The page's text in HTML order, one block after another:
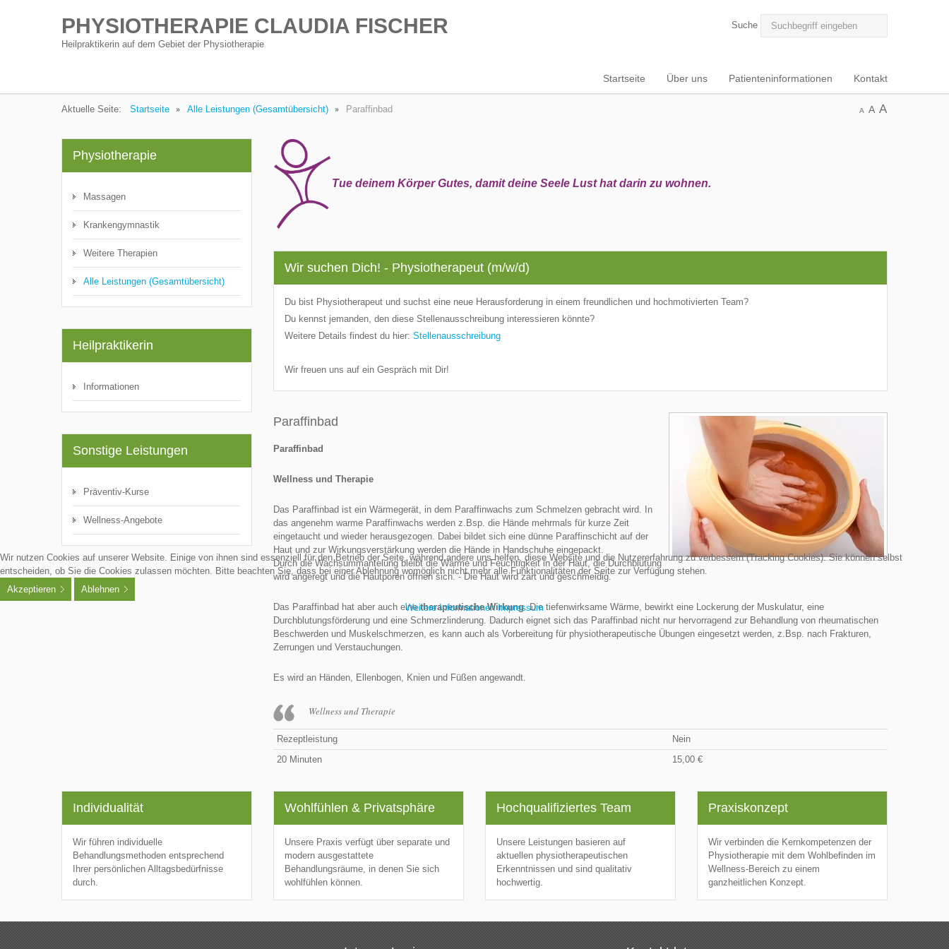
PHYSIOTHERAPIE CLAUDIA FISCHER
Heilpraktikerin auf dem Gebiet der Physiotherapie
Suche
Startseite Über uns Patienteninformationen Kontakt
Aktuelle Seite: Startseite Alle Leistungen (Gesamtübersicht) Paraffinbad A A A
Tue deinem Körper Gutes, damit deine Seele Lust hat darin zu wohnen.
Wir suchen Dich! - Physiotherapeut (m/w/d)
Du bist Physiotherapeut und suchst eine neue Herausforderung in einem freundlichen und hochmotivierten Team?
Du kennst jemanden, den diese Stellenausschreibung interessieren könnte?
Weitere Details findest du hier: Stellenausschreibung
Wir freuen uns auf ein Gespräch mit Dir!
Paraffinbad
Paraffinbad
Wellness und Therapie
Das Paraffinbad ist ein Wärmegerät, in dem Paraffinwachs zum Schmelzen gebracht wird. In
das angenehm warme Paraffinwachs werden z.Bsp. die Hände mehrmals für kurze Zeit
eingetaucht und wieder herausgezogen. Dabei bildet sich eine dünne Paraffinschicht auf der
Haut und zur Wirkungsverstärkung werden die Hände in Handschuhe eingepackt.
Durch die Wachsummantelung bleibt die Wärme und Feuchtigkeit in der Haut, die Durchblutung
wird angeregt und die Hautporen öffnen sich. - Die Haut wird zart und geschmeidig.
Das Paraffinbad hat aber auch einetherapeutische Wirkung. Die tiefenwirksame Wärme, bewirkt eine Lockerung der Muskulatur, eine
Durchblutungsförderung und eine Schmerzlinderung. Dadurch eignet sich das Paraffinbad nicht nur hervorragend zur Behandlung von rheumatischen
Beschwerden und Muskelschmerzen, es kann auch als Vorbereitung für physiotherapeutische Übungen eingesetzt werden, z.Bsp. nach Frakturen,
Zerrungen und Verstauchungen.
Es wird an Händen, Ellenbogen, Knien und Füßen angewandt.
Wellness und Therapie
Rezeptleistung
Nein
20 Minuten
15,00 €
Physiotherapie
Massagen
Krankengymnastik
Weitere Therapien
Alle Leistungen (Gesamtübersicht)
Heilpraktikerin
Informationen
Sonstige Leistungen
Präventiv-Kurse
Wellness-Angebote
Individualität
Wir führen individuelle
Behandlungsmethoden entsprechend
Ihrer persönlichen Alltagsbedürfnisse
durch.
Wohlfühlen & Privatsphäre
Unsere Praxis verfügt über separate und
modern ausgestattete
Behandlungsräume, in denen Sie sich
wohlfühlen können.
Hochqualifiziertes Team
Unsere Leistungen basieren auf
aktuellen physiotherapeutischen
Erkenntnissen und sind qualitativ
hochwertig.
Praxiskonzept
Wir verbinden die Kernkompetenzen der
Physiotherapie mit dem Wohlbefinden im
Wellness-Bereich zu einem
ganzheitlichen Konzept.
Wir nutzen Cookies auf unserer Website. Einige von ihnen sind essenziell für den Betrieb der Seite, während andere uns helfen, diese Website und die Nutzererfahrung zu verbessern (Tracking Cookies). Sie können selbst
entscheiden, ob Sie die Cookies zulassen möchten. Bitte beachten Sie, dass bei einer Ablehnung womöglich nicht mehr alle Funktionalitäten der Seite zur Verfügung stehen.
Akzeptieren
Ablehnen
Weitere Informationen Impressum